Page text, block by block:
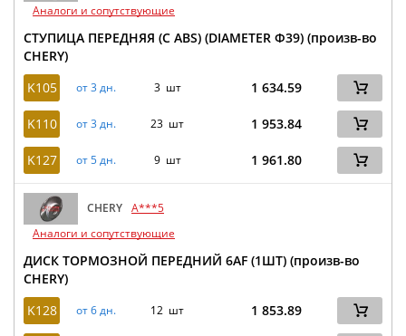
Аналоги и сопутствующие
СТУПИЦА ПЕРЕДНЯЯ (С ABS) (DIAMETER Ф39) (произв-во
CHERY)
K105
от 3 дн. 3 шт 1 634.59
K110 от 3 дн. 23 шт 1 953.84
K127 от 5 дн. 9 шт 1 961.80
CHERY A***5
Аналоги и сопутствующие
ДИСК ТОРМОЗНОЙ ПЕРЕДНИЙ 6AF (1ШТ) (произв-во
CHERY)
K128
от 6 дн. 12 шт 1 853.89